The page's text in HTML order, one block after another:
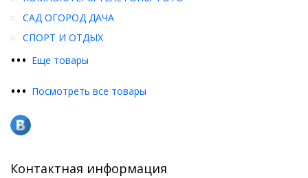
••• Еще товары
САД ОГОРОД ДАЧА
СПОРТ И ОТДЫХ
••• Посмотреть все товары
Контактная информация